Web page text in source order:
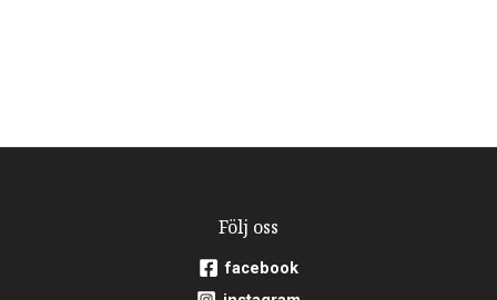
Följ oss
facebook